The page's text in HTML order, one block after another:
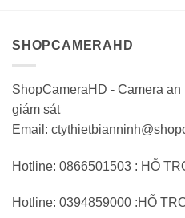
SHOPCAMERAHD
ShopCameraHD - Camera
giám sát
Email:
Hotline: 0866501503 : HỖ
Hotline: 0394859000 :HỖ